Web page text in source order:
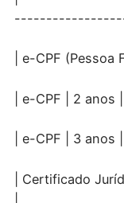
| e-CPF (Pessoa
| e-CPF | 2 anos
| e-CPF | 3 anos
| Certificado